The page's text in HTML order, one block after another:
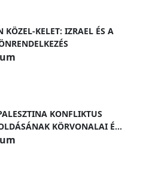
KÖZEL-KELET: IZRAEL ÉS A
KONFLIKTUS
KÖRVONALAI ÉS